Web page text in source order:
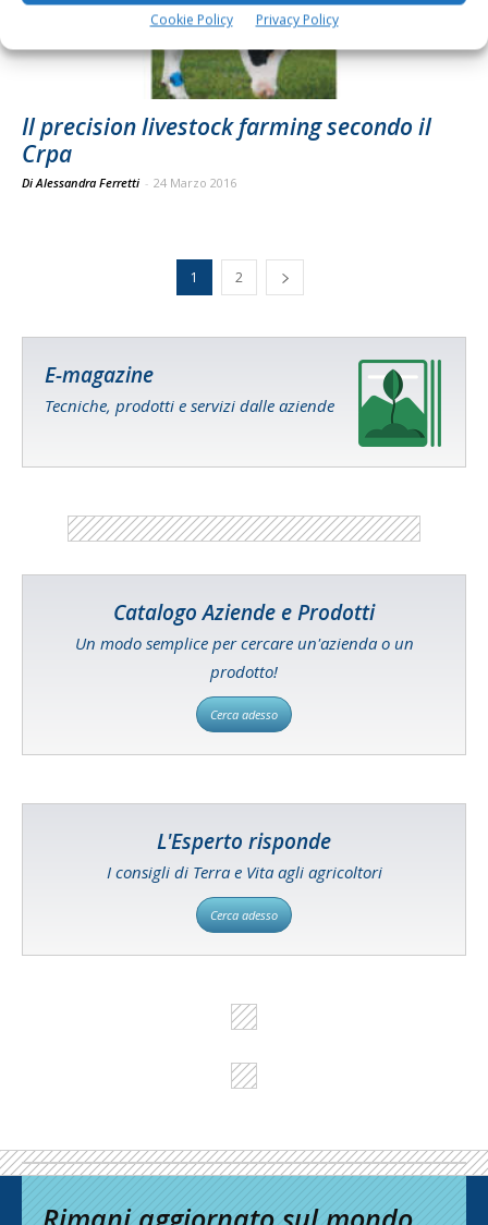
Cookie Policy Privacy Policy
Il precision livestock farming secondo il
Crpa
Di Alessandra Ferretti - 24 Marzo 2016
1 2
E-magazine
Tecniche, prodotti e servizi dalle aziende
Catalogo Aziende e Prodotti
Un modo semplice per cercare un'azienda o un
prodotto!
Cerca adesso
L'Esperto risponde
I consigli di Terra e Vita agli agricoltori
Cerca adesso